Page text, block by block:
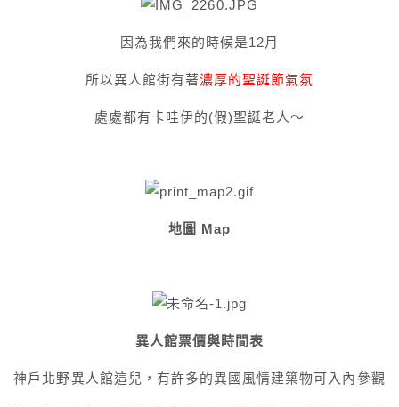
因為我們來的時候是12月
所以異人館街有著濃厚的聖誕節氣氛
處處都有卡哇伊的(假)聖誕老人～
地圖 Map
異人館票價與時間表
神戶北野異人館這兒，有許多的異國風情建築物可入內參觀